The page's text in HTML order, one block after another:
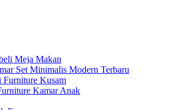
Meja Makan
Set Minimalis Modern Terbaru
Furniture Kusam
Kamar Anak